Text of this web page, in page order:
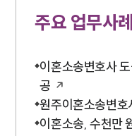
주요 업무사례
이혼소송변호사
공
원주이혼소송변호
이혼소송, 수천만